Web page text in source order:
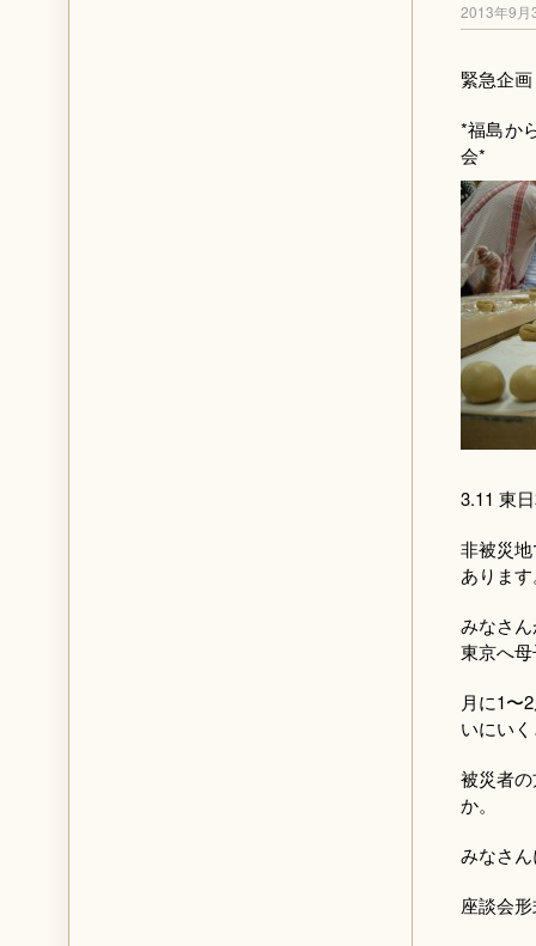
2013年9月
緊急企画
*福島か
会*
3.11 東
非被災
ありま
みなさ
東京へ
月に1〜
いにい
被災者
か。
みなさ
座談会